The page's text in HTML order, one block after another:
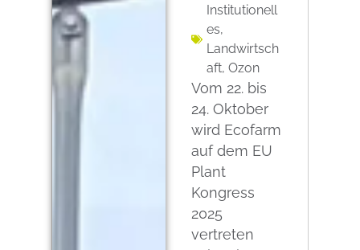
Institutionell
es,
Landwirtsch
aft,Ozon
Vom 22. bis
24. Oktober
wird Ecofarm
auf dem EU
Plant
Kongress
2025
vertreten